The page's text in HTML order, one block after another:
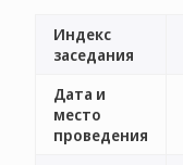
Индекс
заседания
Дата и
место
проведения